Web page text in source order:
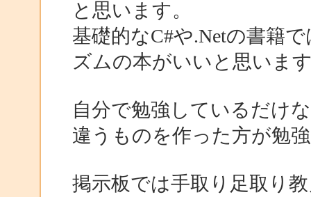
と思います。
基礎的なC#や.Netの書籍
ズムの本がいいと思いま
自分で勉強しているだけ
違うものを作った方が勉
掲示板では手取り足取り